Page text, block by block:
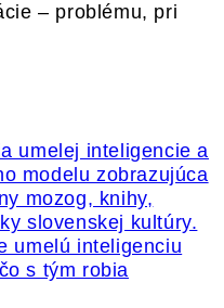
– problému, pri
umelú inteligenciu
s tým robia